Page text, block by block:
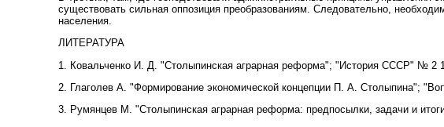
существовать сильная оппозиция преобразованиям. Следовательно,
населения.
ЛИТЕРАТУРА
1. Ковальченко И. Д. "Столыпинская аграрная реформа"; "История СССР" № 2
2. Глаголев А. "Формирование экономической концепции П. А. Столыпина";
3. Румянцев М. "Столыпинская аграрная реформа: предпосылки, задачи и